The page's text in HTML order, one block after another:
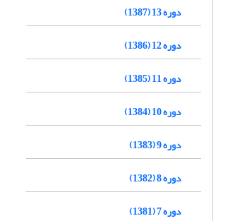
دوره 13 (1387)
دوره 12 (1386)
دوره 11 (1385)
دوره 10 (1384)
دوره 9 (1383)
دوره 8 (1382)
دوره 7 (1381)